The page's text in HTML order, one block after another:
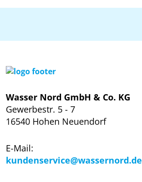
Wasser Nord GmbH & Co. KG
Gewerbestr. 5 - 7
16540 Hohen Neuendorf
E-Mail:
kundenservice@wassernord.de